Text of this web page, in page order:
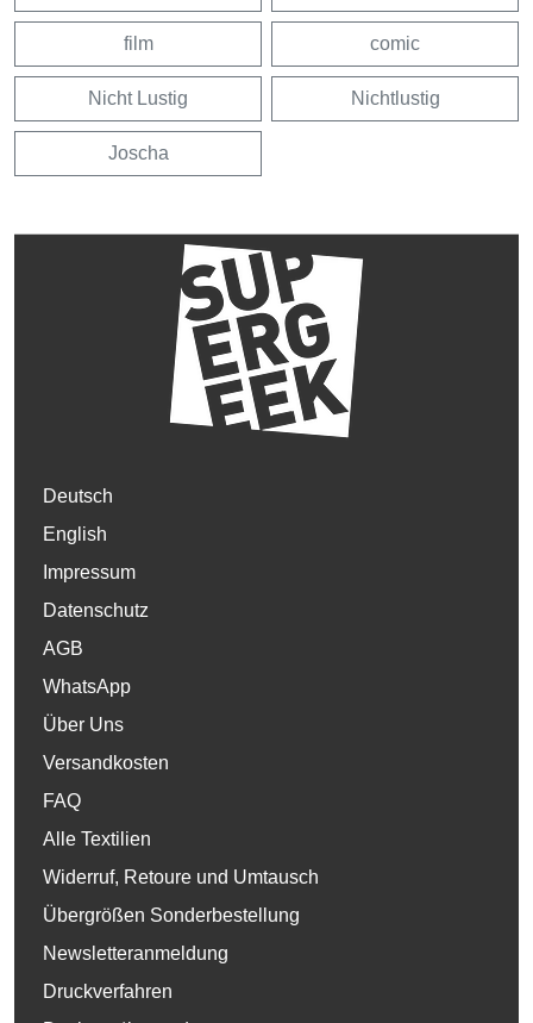
film comic
Nicht Lustig Nichtlustig
Joscha
Deutsch
English
Impressum
Datenschutz
AGB
WhatsApp
Über Uns
Versandkosten
FAQ
Alle Textilien
Widerruf, Retoure und Umtausch
Übergrößen Sonderbestellung
Newsletteranmeldung
Druckverfahren